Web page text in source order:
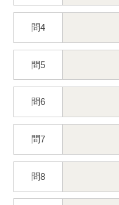
問4
問5
問6
問7
問8